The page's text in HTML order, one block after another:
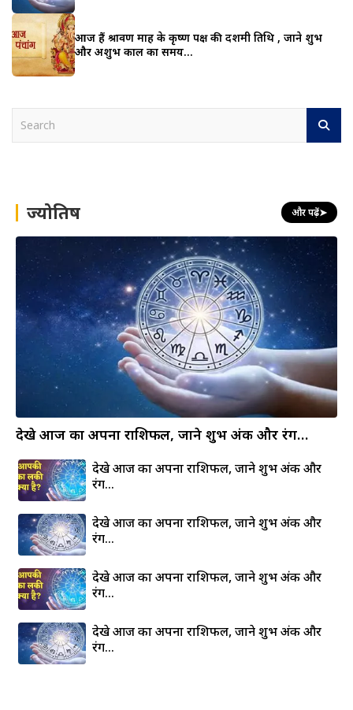
आज हैं श्रावण माह के कृष्ण पक्ष की दशमी तिथि , जाने शुभ
और अशुभ काल का समय…
h ज्योतिष और पढ़ें➤
देखे आज का अपना राशिफल, जाने शुभ अंक और रंग…
देखे आज का अपना राशिफल, जाने शुभ अंक और
रंग…
देखे आज का अपना राशिफल, जाने शुभ अंक और
रंग…
देखे आज का अपना राशिफल, जाने शुभ अंक और
रंग…
देखे आज का अपना राशिफल, जाने शुभ अंक और
रंग…